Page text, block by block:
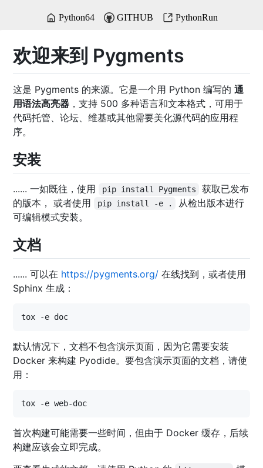
Python64 GITHUB PythonRun
欢迎来到 Pygments
这是 Pygments 的来源。它是一个用 Python 编写的通
用语法高亮器 ，支持 500 多种语言和文本格式，可用于
代码托管、论坛、维基或其他需要美化源代码的应用程
序。
安装
...... 一如既往，使用 pip install Pygments
获取已发布
的版本， 或者使用
pip install -e .
从检出版本进行
可编辑模式安装。
文档
...... 可以在 https://pygments.org/ 在线找到，或者使用
Sphinx 生成：
默认情况下，文档不包含演示页面，因为它需要安装
Docker 来构建 Pyodide。要包含演示页面的文档，请使
用：
首次构建可能需要一些时间，但由于 Docker 缓存，后续
构建应该会立即完成。